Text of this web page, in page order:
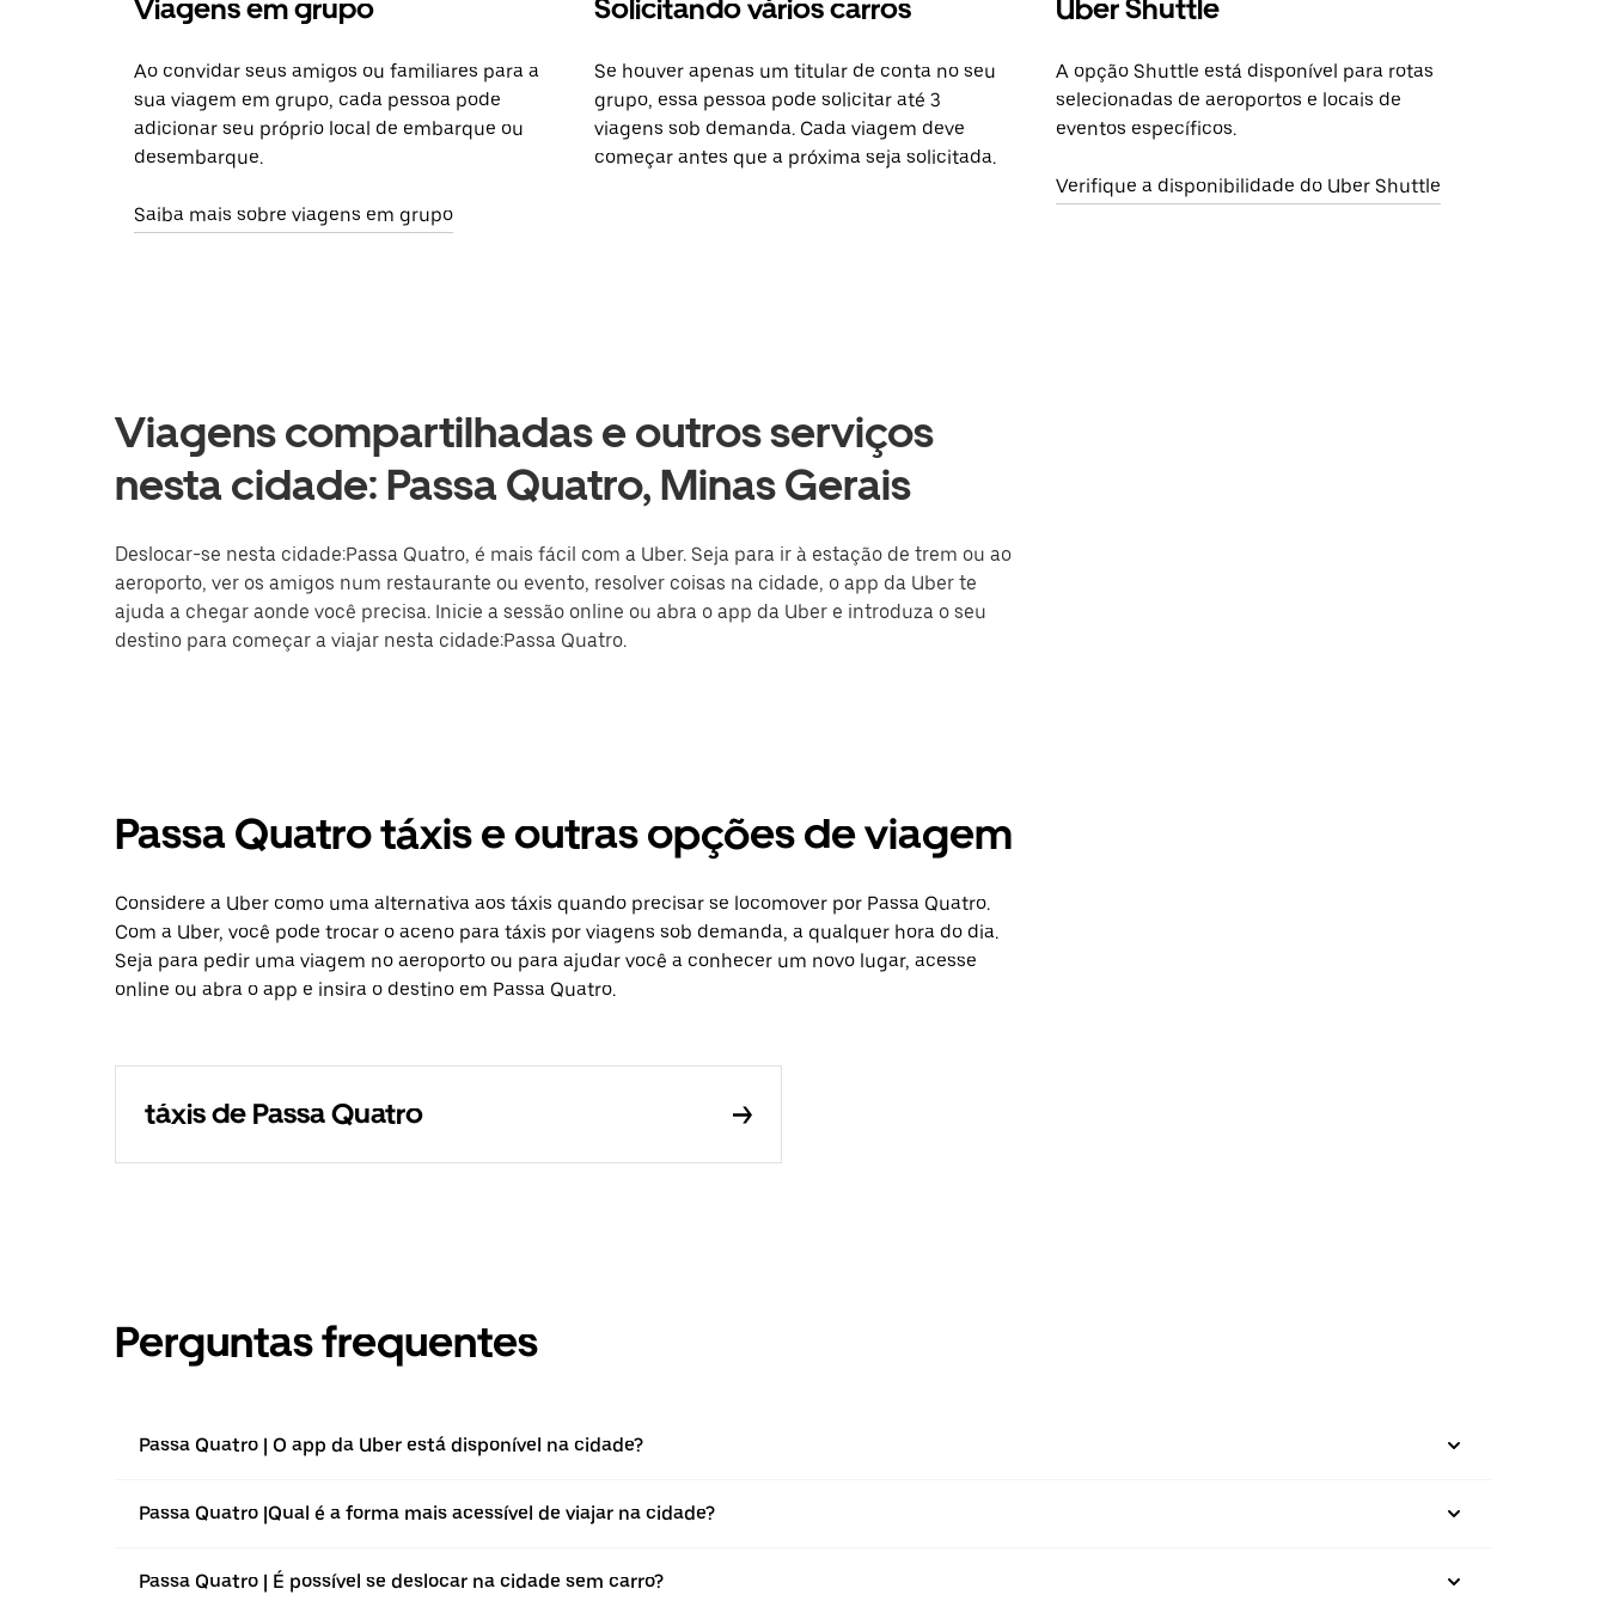
Viagens em grupo
Ao convidar seus amigos ou familiares para a
sua viagem em grupo, cada pessoa pode
adicionar seu próprio local de embarque ou
desembarque.
Saiba mais sobre viagens em grupo
Solicitando vários carros
Se houver apenas um titular de conta no seu
grupo, essa pessoa pode solicitar até 3
viagens sob demanda. Cada viagem deve
começar antes que a próxima seja solicitada.
Uber Shuttle
A opção Shuttle está disponível para rotas
selecionadas de aeroportos e locais de
eventos específicos.
Verifique a disponibilidade do Uber Shuttle
Viagens compartilhadas e outros serviços
nesta cidade: Passa Quatro, Minas Gerais
Deslocar-se nesta cidade:Passa Quatro, é mais fácil com a Uber. Seja para ir à estação de trem ou ao
aeroporto, ver os amigos num restaurante ou evento, resolver coisas na cidade, o app da Uber te
ajuda a chegar aonde você precisa. Inicie a sessão online ou abra o app da Uber e introduza o seu
destino para começar a viajar nesta cidade:Passa Quatro.
Passa Quatro táxis e outras opções de viagem
Considere a Uber como uma alternativa aos táxis quando precisar se locomover por Passa Quatro.
Com a Uber, você pode trocar o aceno para táxis por viagens sob demanda, a qualquer hora do dia.
Seja para pedir uma viagem no aeroporto ou para ajudar você a conhecer um novo lugar, acesse
online ou abra o app e insira o destino em Passa Quatro.
táxis de Passa Quatro
Perguntas frequentes
Passa Quatro | O app da Uber está disponível na cidade?
Passa Quatro |⁠Qual é a forma mais acessível de viajar na cidade?
Passa Quatro | É possível se deslocar na cidade sem carro?